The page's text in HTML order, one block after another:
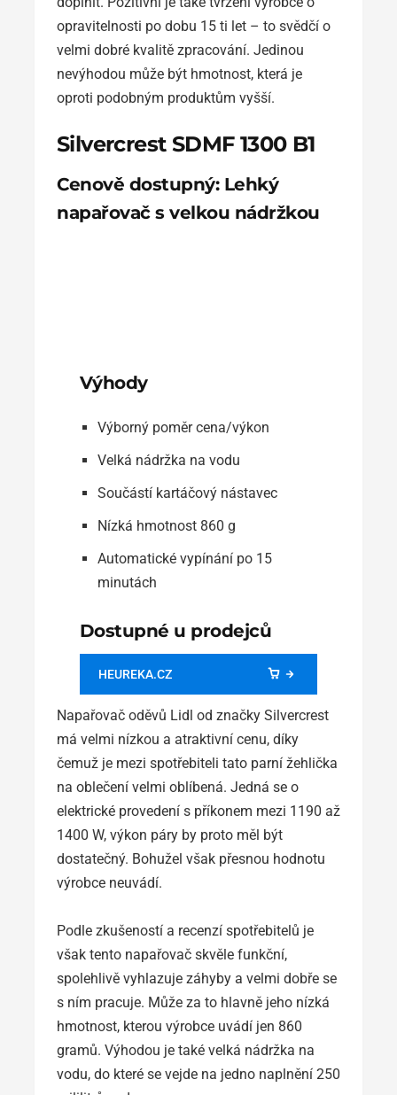
opravitelnosti po dobu 15 ti let – to svědčí o
velmi dobré kvalitě zpracování. Jedinou
nevýhodou může být hmotnost, která je
oproti podobným produktům vyšší.
Silvercrest SDMF 1300 B1
Cenově dostupný: Lehký
napařovač s velkou nádržkou
Výhody
Výborný poměr cena/výkon
Velká nádržka na vodu
Součástí kartáčový nástavec
Nízká hmotnost 860 g
Automatické vypínání po 15
minutách
Dostupné u prodejců
HEUREKA.CZ
Napařovač oděvů Lidl od značky Silvercrest
má velmi nízkou a atraktivní cenu, díky
čemuž je mezi spotřebiteli tato parní žehlička
na oblečení velmi oblíbená. Jedná se o
elektrické provedení s příkonem mezi 1190 až
1400 W, výkon páry by proto měl být
dostatečný. Bohužel však přesnou hodnotu
výrobce neuvádí.
Podle zkušeností a recenzí spotřebitelů je
však tento napařovač skvěle funkční,
spolehlivě vyhlazuje záhyby a velmi dobře se
s ním pracuje. Může za to hlavně jeho nízká
hmotnost, kterou výrobce uvádí jen 860
gramů. Výhodou je také velká nádržka na
vodu, do které se vejde na jedno naplnění 250